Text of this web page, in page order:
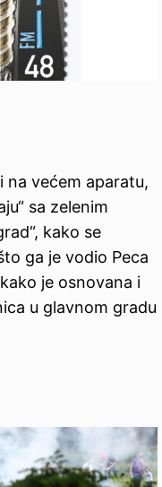
na većem aparatu,
sa zelenim
kako se
ga je vodio Peca
je osnovana i
u glavnom gradu